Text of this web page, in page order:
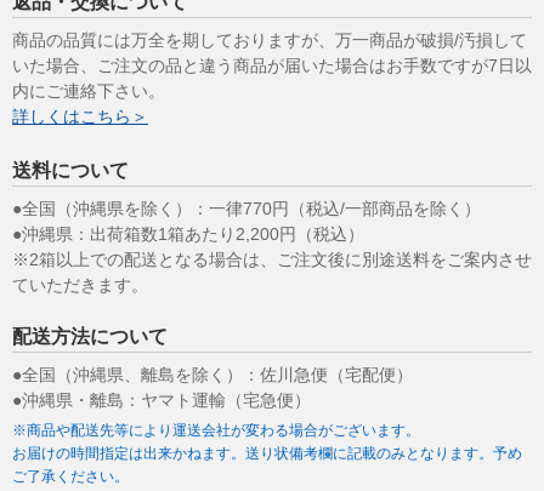
商品の品質には万全を期しておりますが、万一商品が破損/汚損して
いた場合、ご注文の品と違う商品が届いた場合はお手数ですが7日以
内にご連絡下さい。
詳しくはこちら＞
送料について
●全国（沖縄県を除く）：一律770円（税込/一部商品を除く）
●沖縄県：出荷箱数1箱あたり2,200円（税込）
※2箱以上での配送となる場合は、ご注文後に別途送料をご案内させ
ていただきます。
配送方法について
●全国（沖縄県、離島を除く）：佐川急便（宅配便）
●沖縄県・離島：ヤマト運輸（宅急便）
※商品や配送先等により運送会社が変わる場合がございます。
お届けの時間指定は出来かねます。送り状備考欄に記載のみとなります。予め
ご了承ください。